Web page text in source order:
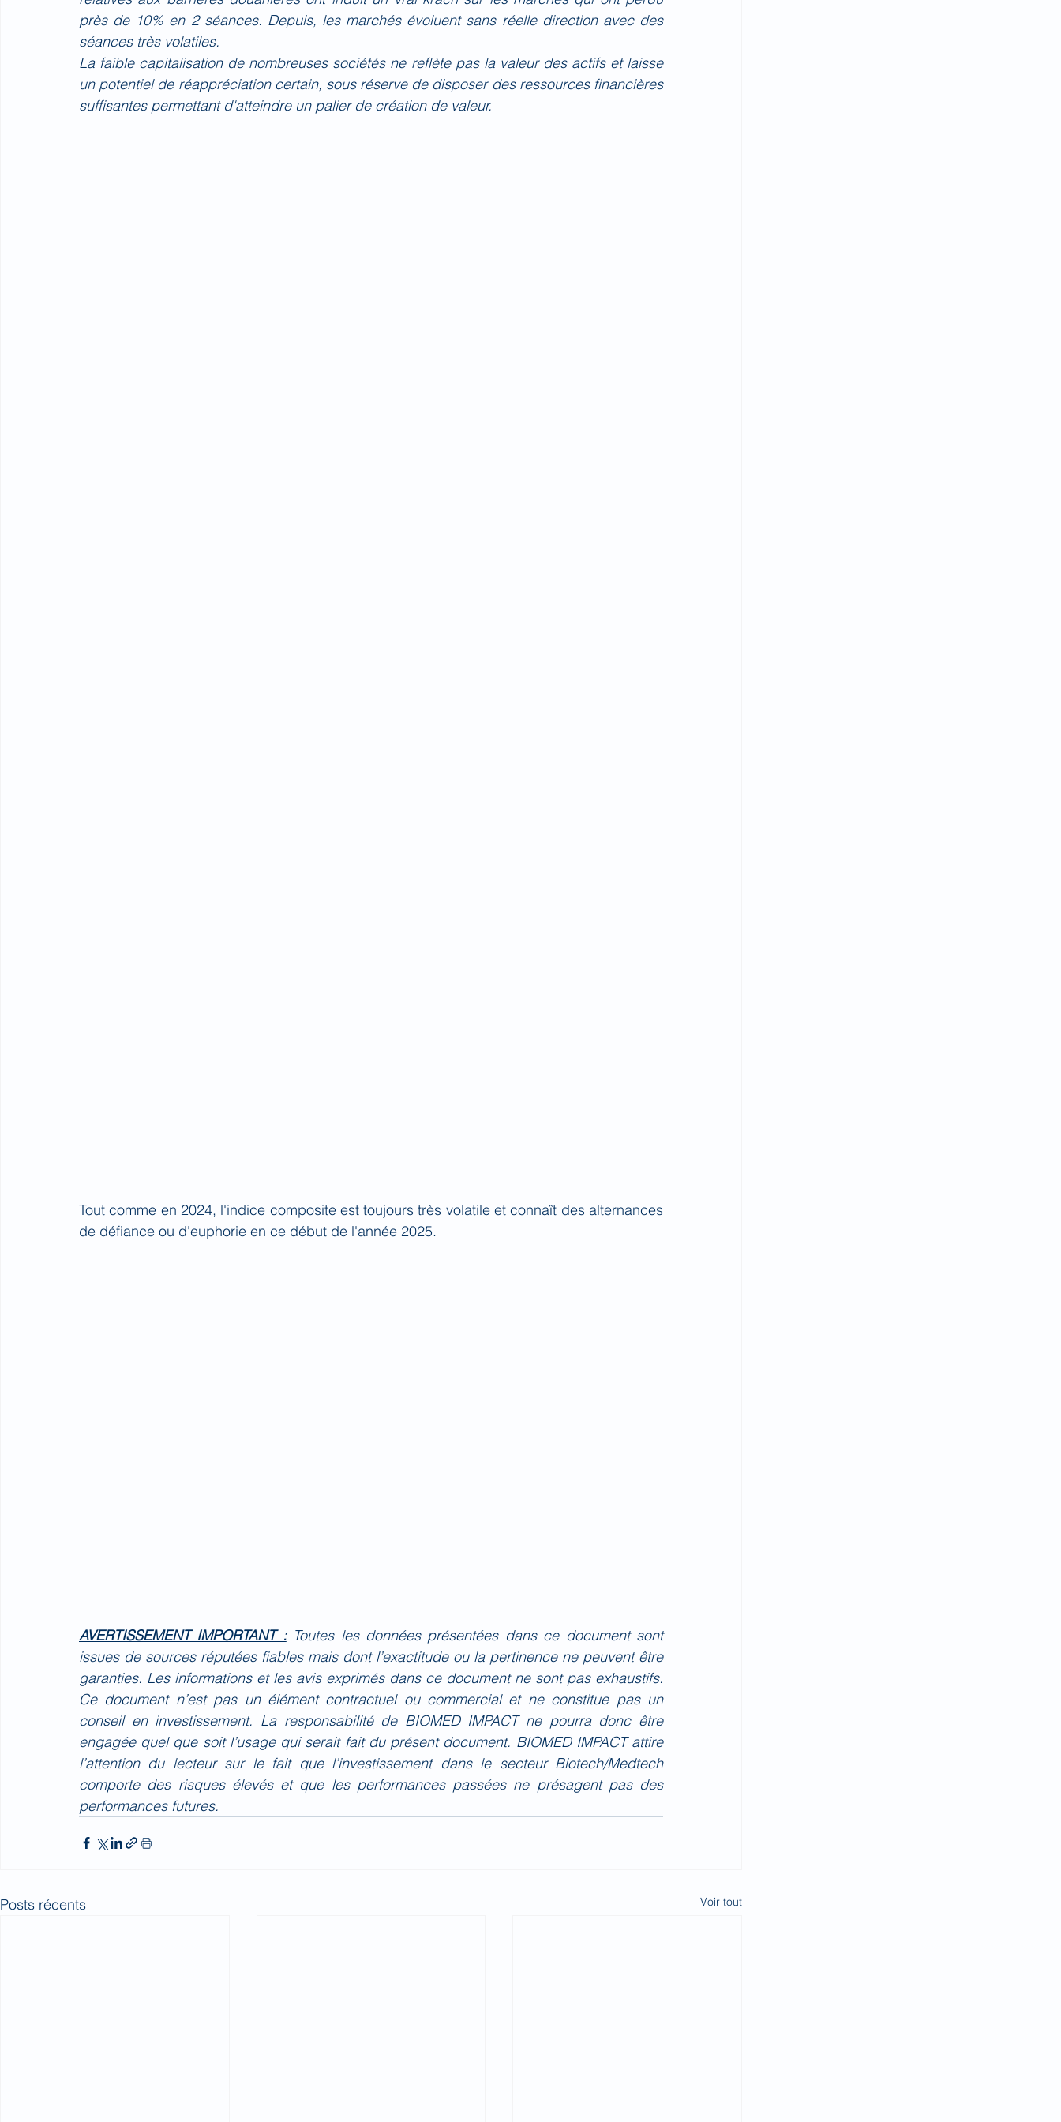
près de 10% en 2 séances. Depuis, les marchés évoluent sans réelle direction avec des
séances très volatiles.
La faible capitalisation de nombreuses sociétés ne reflète pas la valeur des actifs et laisse
un potentiel de réappréciation certain, sous réserve de disposer des ressources financières
suffisantes permettant d'atteindre un palier de création de valeur.
Tout comme en 2024, l'indice composite est toujours très volatile et connaît des alternances
de défiance ou d'euphorie en ce début de l'année 2025.
AVERTISSEMENT IMPORTANT : Toutes les données présentées dans ce document sont
issues de sources réputées fiables mais dont l’exactitude ou la pertinence ne peuvent être
garanties. Les informations et les avis exprimés dans ce document ne sont pas exhaustifs.
Ce document n’est pas un élément contractuel ou commercial et ne constitue pas un
conseil en investissement. La responsabilité de BIOMED IMPACT ne pourra donc être
engagée quel que soit l’usage qui serait fait du présent document. BIOMED IMPACT attire
l’attention du lecteur sur le fait que l’investissement dans le secteur Biotech/Medtech
comporte des risques élevés et que les performances passées ne présagent pas des
performances futures.
Posts récents Voir tout